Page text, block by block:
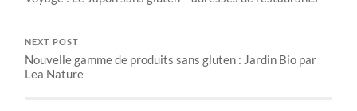
NEXT POST
Nouvelle gamme de produits sans gluten : Jardin Bio par
Lea Nature